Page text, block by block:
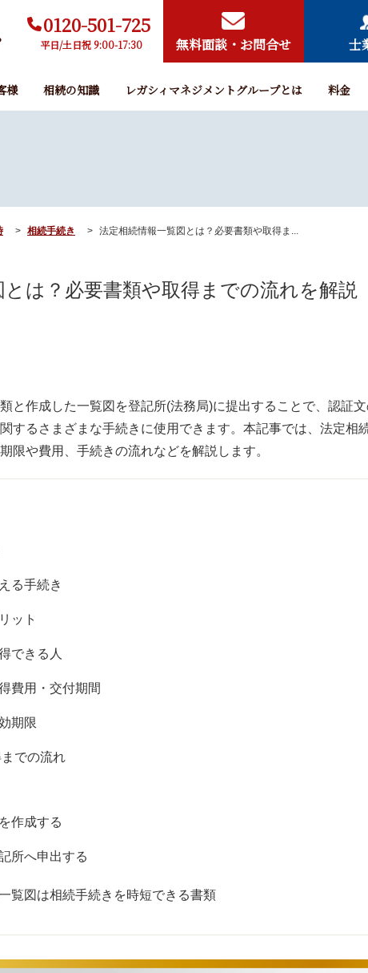
0120-501-725
平日/土日祝 9:00-17:30 無料面談・お問合せ 士
様 相続の知識 レガシィマネジメントグループとは 料金
相続手続き 法定相続情報一覧図とは？必要書類や取得ま...
は？必要書類や取得までの流れを解説
と作成した一覧図を登記所(法務局)に提出することで、認証
するさまざまな手続きに使用できます。本記事では、法定相
限や費用、手続きの流れなどを解説します。
る手続き
ット
できる人
費用・交付期間
期限
での流れ
作成する
所へ申出する
覧図は相続手続きを時短できる書類